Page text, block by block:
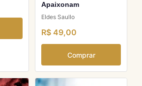
Apaixonam
Eldes Saullo
R$ 49,00
Comprar